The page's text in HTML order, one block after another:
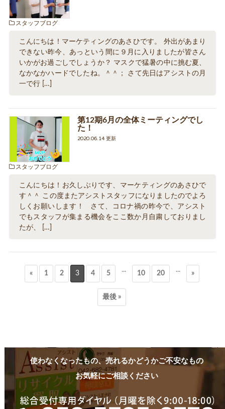
スタッフブログ
こんにちは！マーケティングのあさひです。 外出があまり
できない昨今、あっという間に９月に入りましたが皆さん
いかがお過ごしでしょうか？ マスクで猛暑の中に挑む夏、
なかなかハードでしたね。＾＾； さて先日はアシストの月
一で行 […]
第12期6月の全体ミーティングでし
た！
2020.06.14 更新
スタッフブログ
こんにちは！お久しぶりです、マーケティングのあさひで
す＾＾ この度またアシストスタッフになりましたのでよろ
しくお願いします！ さて、コロナ禍の昨今で、アシスト
でもスタッフが集まる機会をここ数か月自粛しておりまし
たが、 […]
« 1 2 3 4 5 ... 10 20 ... »
最後 »
使わなくなったもの、売れるかどうかご不安なもの
お気軽にご相談ください